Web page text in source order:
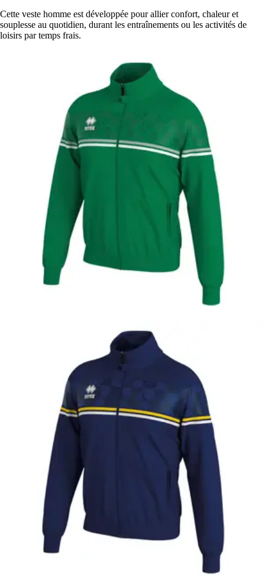
Cette veste homme est développée pour allier confort, chaleur et
souplesse au quotidien, durant les entraînements ou les activités de
loisirs par temps frais.